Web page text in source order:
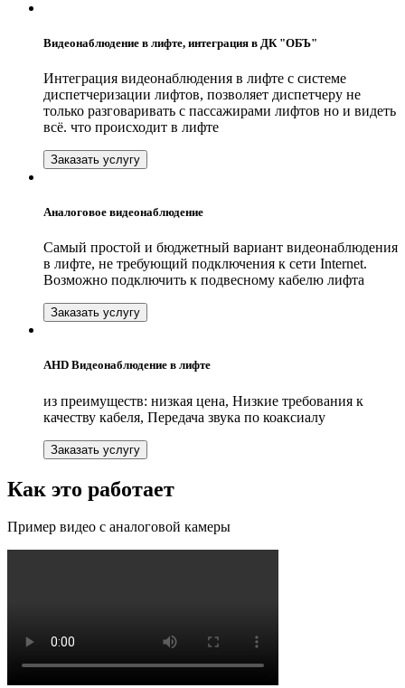
Видеонаблюдение в лифте, интеграция в ДК "ОБЪ"
Интеграция видеонаблюдения в лифте с системе
диспетчеризации лифтов, позволяет диспетчеру не
только разговаривать с пассажирами лифтов но и видеть
всё. что происходит в лифте
Заказать услугу
Аналоговое видеонаблюдение
Самый простой и бюджетный вариант видеонаблюдения
в лифте, не требующий подключения к сети Internet.
Возможно подключить к подвесному кабелю лифта
Заказать услугу
AHD Видеонаблюдение в лифте
из преимуществ: низкая цена, Низкие требования к
качеству кабеля, Передача звука по коаксиалу
Заказать услугу
Как это работает
Пример видео с аналоговой камеры